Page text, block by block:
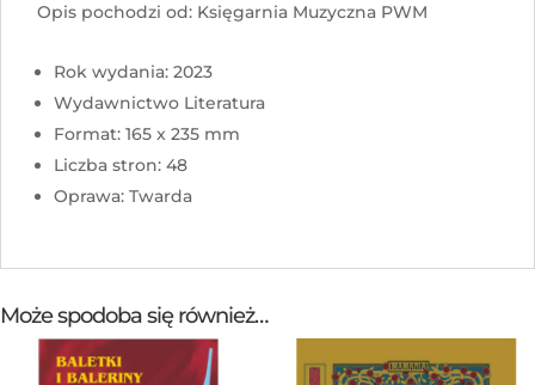
Opis pochodzi od: Księgarnia Muzyczna PWM
Rok wydania: 2023
Wydawnictwo Literatura
Format: 165 x 235 mm
Liczba stron: 48
Oprawa: Twarda
Może spodoba się również…